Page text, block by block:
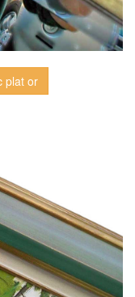
plat or